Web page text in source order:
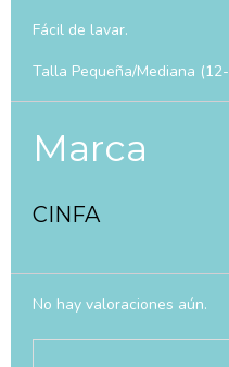
Fácil de lavar.
Talla Pequeña/Mediana
Marca
CINFA
No hay valoraciones aún.